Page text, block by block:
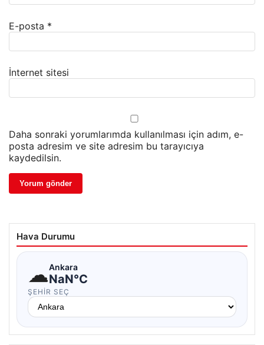
E-posta *
İnternet sitesi
Daha sonraki yorumlarımda kullanılması için adım, e-
posta adresim ve site adresim bu tarayıcıya
kaydedilsin.
Hava Durumu
☁Ankara
NaN°C
ŞEHIR SEÇ